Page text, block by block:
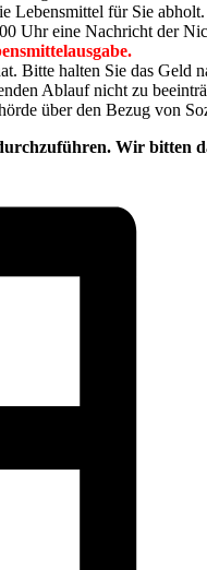
für Sie
Uhr eine Nachricht der
Bitte halten Sie das Geld
Ablauf nicht zu
über den Bezug von
Wir bitten